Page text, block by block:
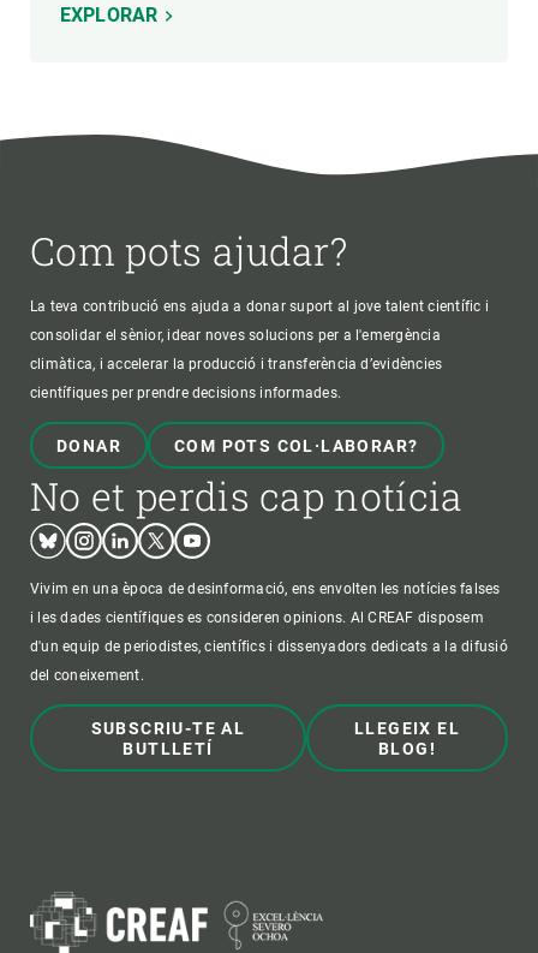
EXPLORAR
Com pots ajudar?
La teva contribució ens ajuda a donar suport al jove talent científic i
consolidar el sènior, idear noves solucions per a l'emergència
climàtica, i accelerar la producció i transferència d’evidències
científiques per prendre decisions informades.
DONAR COM POTS COL·LABORAR?
No et perdis cap notícia
BlueskyInstagram
LinkedinTwitterYoutube
Vivim en una època de desinformació, ens envolten les notícies falses
i les dades científiques es consideren opinions. Al CREAF disposem
d'un equip de periodistes, científics i dissenyadors dedicats a la difusió
del coneixement.
SUBSCRIU-TE AL
BUTLLETÍ
LLEGEIX EL
BLOG!